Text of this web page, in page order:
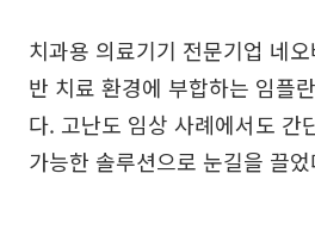
치과용 의료기기 전문기업 네
반 치료 환경에 부합하는 임플
다. 고난도 임상 사례에서도 간
가능한 솔루션으로 눈길을 끌